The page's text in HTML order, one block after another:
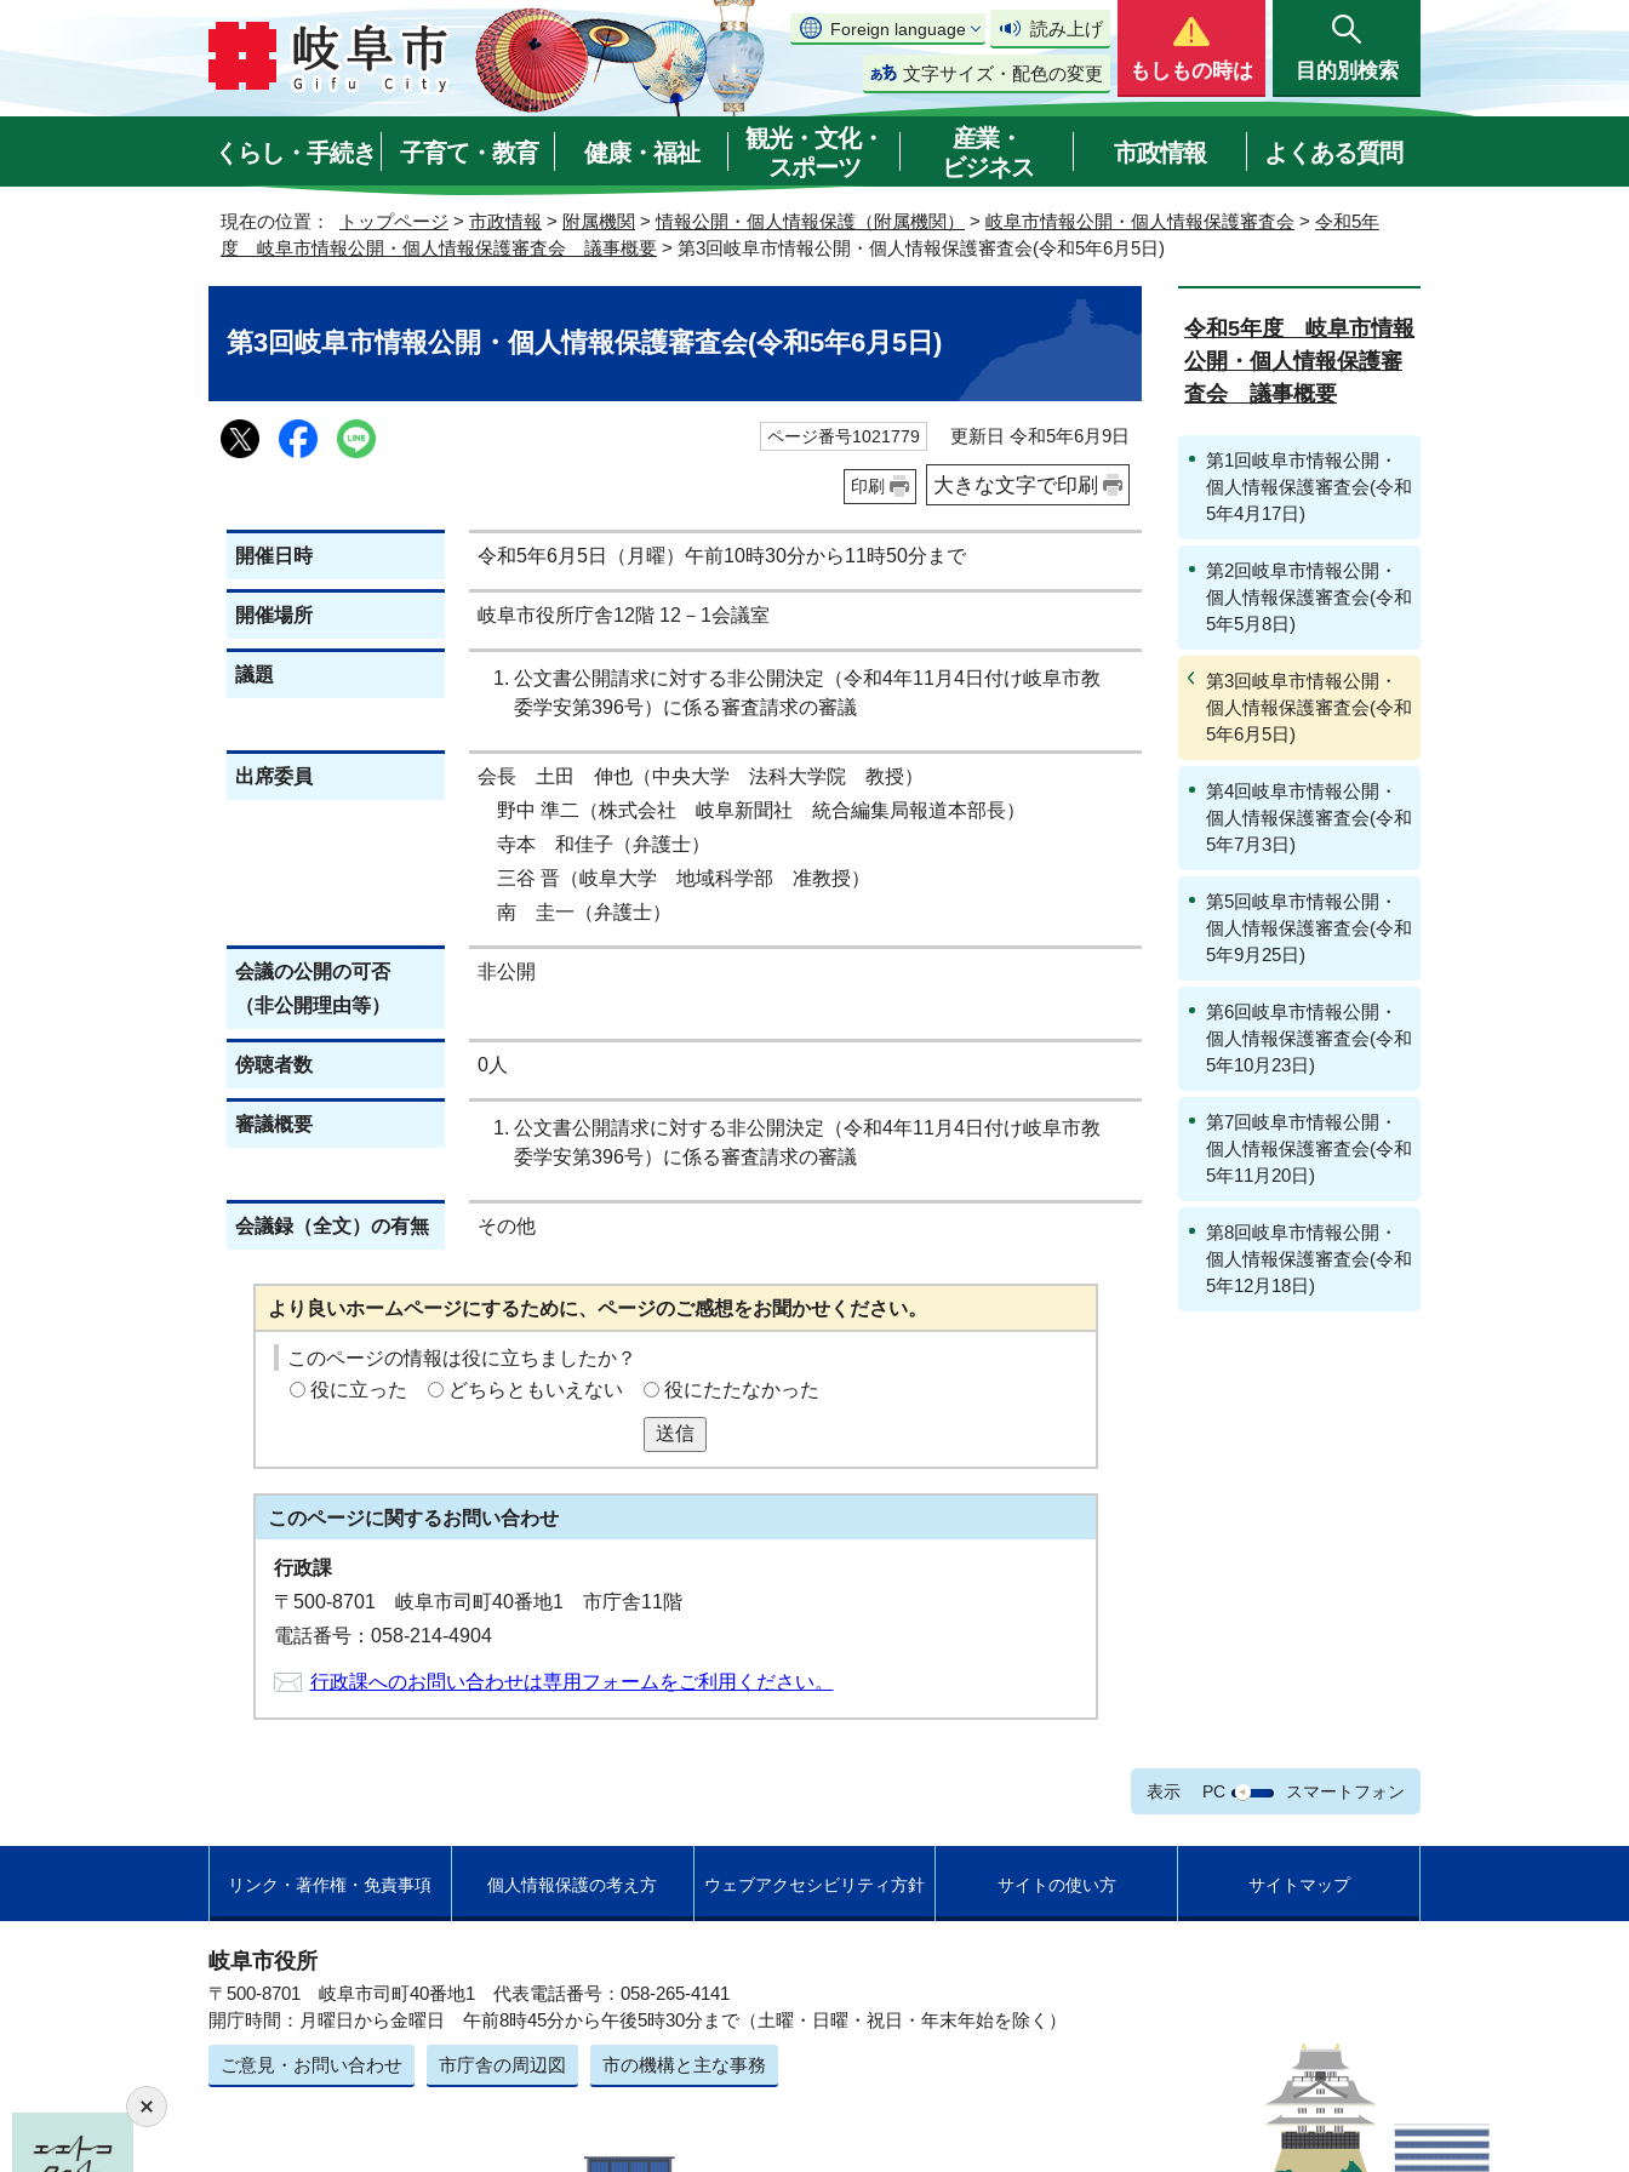
Foreign language 読み上げ
文字サイズ・配色の変更 もしもの時は 目的別検索
くらし・手続き 子育て・教育 健康・福祉
観光・文化・
スポーツ
産業・
ビジネス
市政情報 よくある質問
現在の位置： トップページ > 市政情報 > 附属機関 >情報公開・個人情報保護（附属機関） > 岐阜市情報公開・個人情報保護審査会 > 令和5年
度 岐阜市情報公開・個人情報保護審査会 議事概要 > 第3回岐阜市情報公開・個人情報保護審査会(令和5年6月5日)
第3回岐阜市情報公開・個人情報保護審査会(令和5年6月5日)
ページ番号1021779 更新日 令和5年6月9日
印刷 大きな文字で印刷
開催日時 令和5年6月5日（月曜）午前10時30分から11時50分まで
開催場所 岐阜市役所庁舎12階 12－1会議室
議題
公文書公開請求に対する非公開決定（令和4年11月4日付け岐阜市教
委学安第396号）に係る審査請求の審議
出席委員
会長 土田 伸也（中央大学 法科大学院 教授）
野中 準二（株式会社 岐阜新聞社 統合編集局報道本部長）
寺本 和佳子（弁護士）
三谷 晋（岐阜大学 地域科学部 准教授）
南 圭一（弁護士）
会議の公開の可否
（非公開理由等）
非公開
傍聴者数 0人
審議概要
公文書公開請求に対する非公開決定（令和4年11月4日付け岐阜市教
委学安第396号）に係る審査請求の審議
会議録（全文）の有無 その他
より良いホームページにするために、ページのご感想をお聞かせください。
このページの情報は役に立ちましたか？
役に立った
どちらともいえない 役にたたなかった
送信
このページに関するお問い合わせ
行政課
〒500-8701 岐阜市司町40番地1 市庁舎11階
電話番号：058-214-4904
行政課へのお問い合わせは専用フォームをご利用ください。
令和5年度 岐阜市情報
公開・個人情報保護審
査会 議事概要
第1回岐阜市情報公開・
個人情報保護審査会(令和
5年4月17日)
第2回岐阜市情報公開・
個人情報保護審査会(令和
5年5月8日)
第3回岐阜市情報公開・
個人情報保護審査会(令和
5年6月5日)
第4回岐阜市情報公開・
個人情報保護審査会(令和
5年7月3日)
第5回岐阜市情報公開・
個人情報保護審査会(令和
5年9月25日)
第6回岐阜市情報公開・
個人情報保護審査会(令和
5年10月23日)
第7回岐阜市情報公開・
個人情報保護審査会(令和
5年11月20日)
第8回岐阜市情報公開・
個人情報保護審査会(令和
5年12月18日)
表示 PC スマートフォン
リンク・著作権・免責事項 個人情報保護の考え方 ウェブアクセシビリティ方針 サイトの使い方 サイトマップ
岐阜市役所
〒500-8701 岐阜市司町40番地1 代表電話番号：058-265-4141
開庁時間：月曜日から金曜日 午前8時45分から午後5時30分まで（土曜・日曜・祝日・年末年始を除く）
ご意見・お問い合わせ 市庁舎の周辺図 市の機構と主な事務